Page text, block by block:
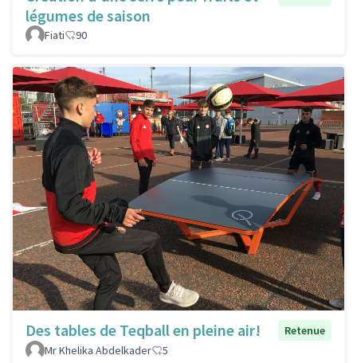
légumes de saison
Fiati 90
Des tables de Teqball en pleine air!
Retenue
Mr Khelika Abdelkader
5